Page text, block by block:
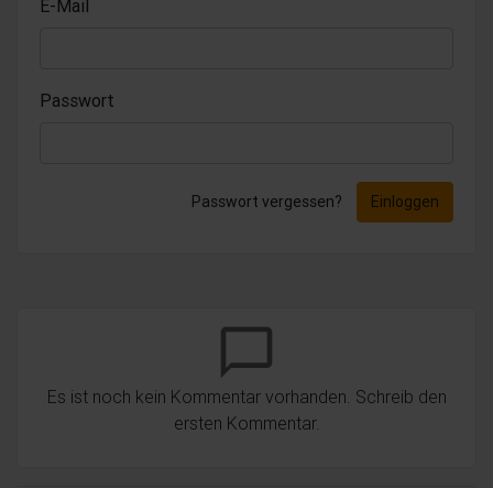
E-Mail
Passwort
Passwort vergessen? Einloggen
chat_bubble_outline
Es ist noch kein Kommentar vorhanden. Schreib den
ersten Kommentar.